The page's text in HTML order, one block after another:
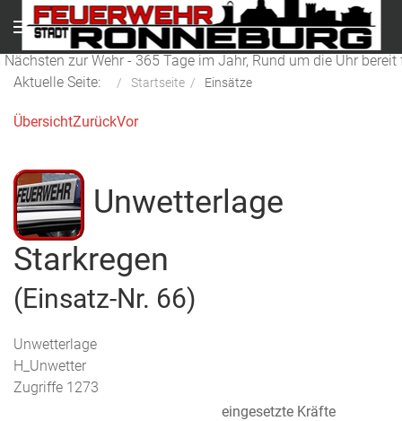
Menu
Nächsten zur Wehr - 365 Tage im Jahr, Rund um die Uhr bereit
Aktuelle Seite:
Startseite Einsätze
ÜbersichtZurückVor
Unwetterlage
Starkregen
(Einsatz-Nr. 66)
Unwetterlage
H_Unwetter
Zugriffe 1273
eingesetzte Kräfte